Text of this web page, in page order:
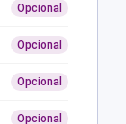
Opcional
Opcional
Opcional
Opcional